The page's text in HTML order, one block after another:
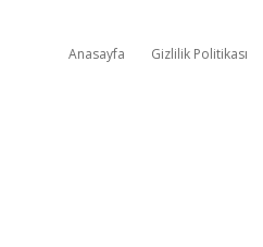
Anasayfa Gizlilik Politikası